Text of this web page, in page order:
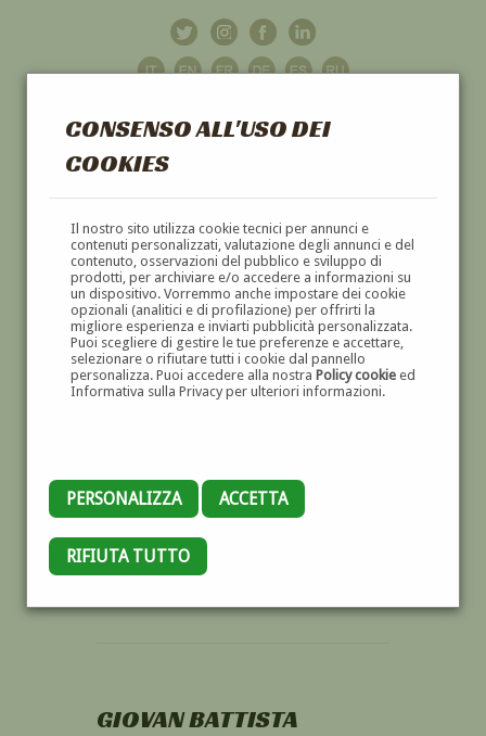
CONSENSO ALL'USO DEI
COOKIES
Il nostro sito utilizza cookie tecnici per annunci e
contenuti personalizzati, valutazione degli annunci e del
contenuto, osservazioni del pubblico e sviluppo di
prodotti, per archiviare e/o accedere a informazioni su
un dispositivo. Vorremmo anche impostare dei cookie
opzionali (analitici e di profilazione) per offrirti la
migliore esperienza e inviarti pubblicità personalizzata.
Puoi scegliere di gestire le tue preferenze e accettare,
selezionare o rifiutare tutti i cookie dal pannello
personalizza. Puoi accedere alla nostra Policy cookieed
Informativa sulla Privacy per ulteriori informazioni.
PERSONALIZZA ACCETTA
RIFIUTA TUTTO
GALLERIAD'ARTE
DIPINTI E SCULTURE '800 E '900
GIOVAN BATTISTA